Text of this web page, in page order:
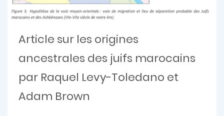
Article sur les origines
ancestrales des juifs marocains
par Raquel Levy-Toledano et
Adam Brown